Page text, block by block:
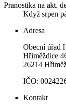
Pranostika na akt.
Když srpen
Adresa
Obecní úřad
Hřiměždice
26214
IČO:
Kontakt